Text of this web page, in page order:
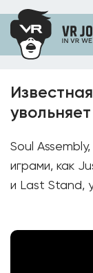
Soul
играми, как
и Last Stand,